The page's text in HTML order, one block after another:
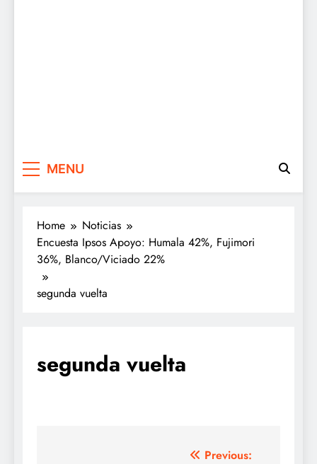
MENU
Home
Noticias
Encuesta Ipsos Apoyo: Humala 42%, Fujimori
36%, Blanco/Viciado 22%
segunda vuelta
segunda vuelta
Previous: